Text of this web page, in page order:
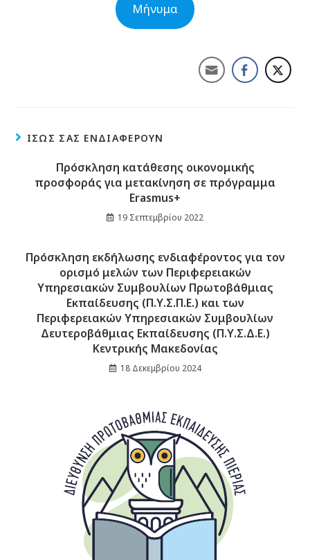
Μήνυμα
ΊΣΩΣ ΣΑΣ ΕΝΔΙΑΦΈΡΟΥΝ
Πρόσκληση κατάθεσης οικονομικής
προσφοράς για μετακίνηση σε πρόγραμμα
Erasmus+
19 Σεπτεμβρίου 2022
Πρόσκληση εκδήλωσης ενδιαφέροντος για τον
ορισμό μελών των Περιφερειακών
Υπηρεσιακών Συμβουλίων Πρωτοβάθμιας
Εκπαίδευσης (Π.Υ.Σ.Π.Ε.) και των
Περιφερειακών Υπηρεσιακών Συμβουλίων
Δευτεροβάθμιας Εκπαίδευσης (Π.Υ.Σ.Δ.Ε.)
Κεντρικής Μακεδονίας
18 Δεκεμβρίου 2024